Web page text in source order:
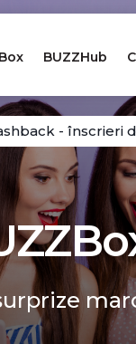
BUZZHub
- înscrieri